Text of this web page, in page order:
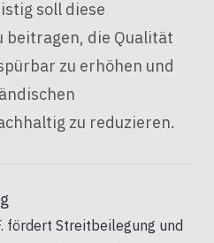
soll diese
beitragen, die Qualität
zu erhöhen und
zu reduzieren.
fördert Streitbeilegung und